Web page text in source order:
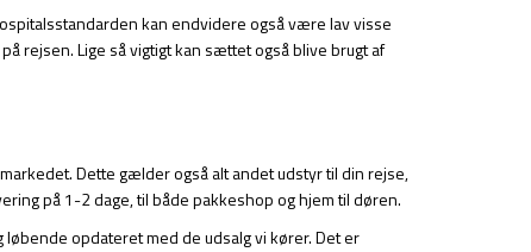
kan endvidere også være lav visse
rejsen. Lige så vigtigt kan sættet også blive brugt af
Dette gælder også alt andet udstyr til din rejse,
på 1-2 dage, til både pakkeshop og hjem til døren.
opdateret med de udsalg vi kører. Det er